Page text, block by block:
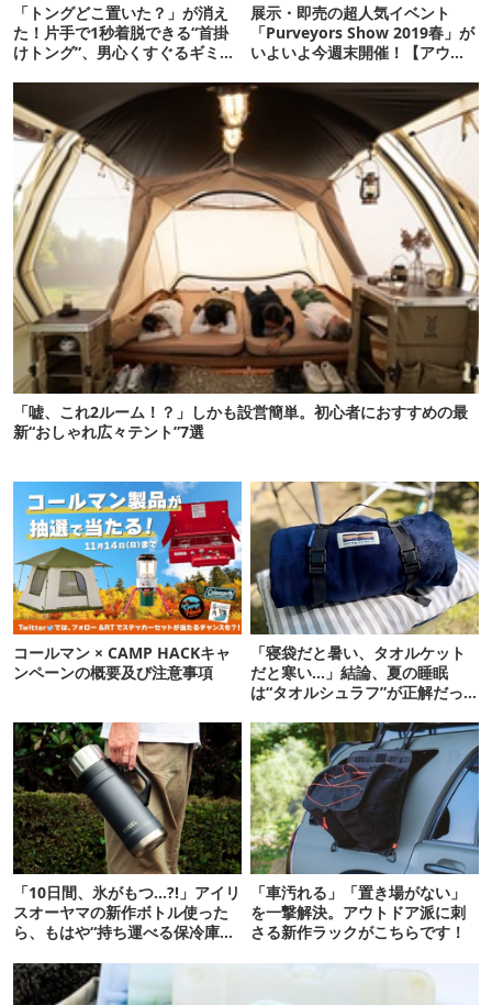
「トングどこ置いた？」が消え
た！片手で1秒着脱できる“首掛
けトング”、男心くすぐるギミッ
展示・即売の超人気イベント
「Purveyors Show 2019春」が
いよいよ今週末開催！【アウト
「嘘、これ2ルーム！？」しかも設営簡単。初心者におすすめの最
新“おしゃれ広々テント”7選
コールマン × CAMP HACKキャ
ンペーンの概要及び注意事項
「寝袋だと暑い、タオルケット
だと寒い…」結論、夏の睡眠
は“タオルシュラフ”が正解だっ
「10日間、氷がもつ…?!」アイリ
スオーヤマの新作ボトル使った
ら、もはや“持ち運べる保冷庫
「車汚れる」「置き場がない」
を一撃解決。アウトドア派に刺
さる新作ラックがこちらです！